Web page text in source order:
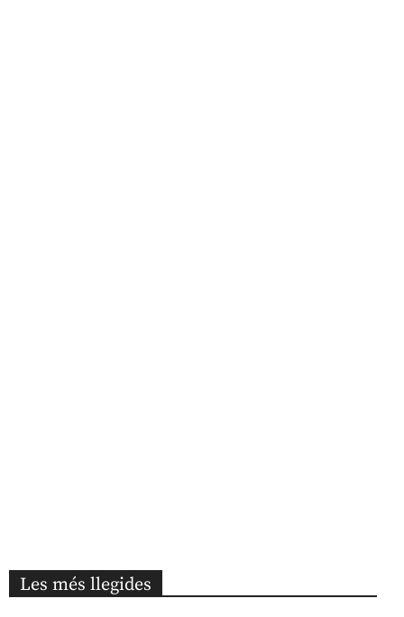
Les més llegides